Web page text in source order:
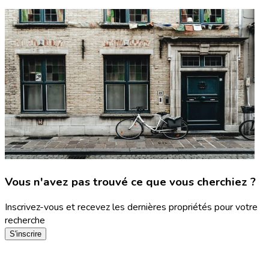
Vous n'avez pas trouvé ce que vous cherchiez ?
Inscrivez-vous et recevez les dernières propriétés pour votre
recherche
S'inscrire